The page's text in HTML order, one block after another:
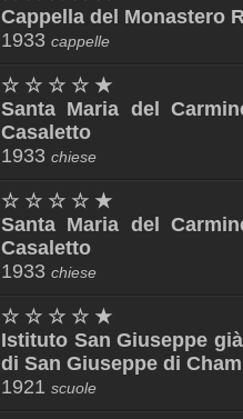
Cappella del Monastero
1933 cappelle
☆ ☆ ☆ ☆ ★
Santa Maria del
Casaletto
1933 chiese
☆ ☆ ☆ ☆ ★
Santa Maria del
Casaletto
1933 chiese
☆ ☆ ☆ ☆ ★
Istituto San Giuseppe
di San Giuseppe di
1921 scuole